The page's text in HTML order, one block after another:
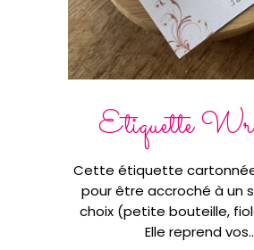
Etiquette
Cette étiquette
pour être accroché à un
choix (petite bouteille,
Elle reprend